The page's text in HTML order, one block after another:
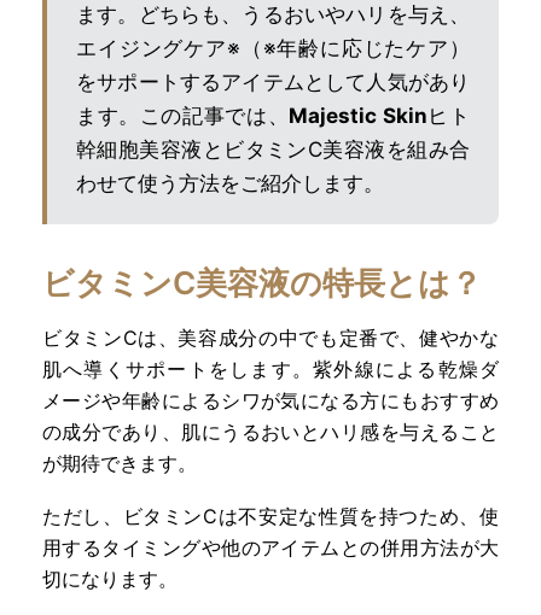
ます。どちらも、うるおいやハリを与え、
エイジングケア※（※年齢に応じたケア）
をサポートするアイテムとして人気があり
ます。この記事では、 Majestic Skin ヒト
幹細胞美容液とビタミンC美容液を組み合
わせて使う方法をご紹介します。
ビタミンC美容液の特長とは？
ビタミンCは、美容成分の中でも定番で、健やかな
肌へ導くサポートをします。紫外線による乾燥ダ
メージや年齢によるシワが気になる方にもおすすめ
の成分であり、肌にうるおいとハリ感を与えること
が期待できます。
ただし、ビタミンCは不安定な性質を持つため、使
用するタイミングや他のアイテムとの併用方法が大
切になります。